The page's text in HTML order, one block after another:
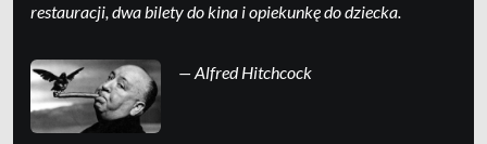
restauracji, dwa bilety do kina i opiekunkę do dziecka.
— Alfred Hitchcock